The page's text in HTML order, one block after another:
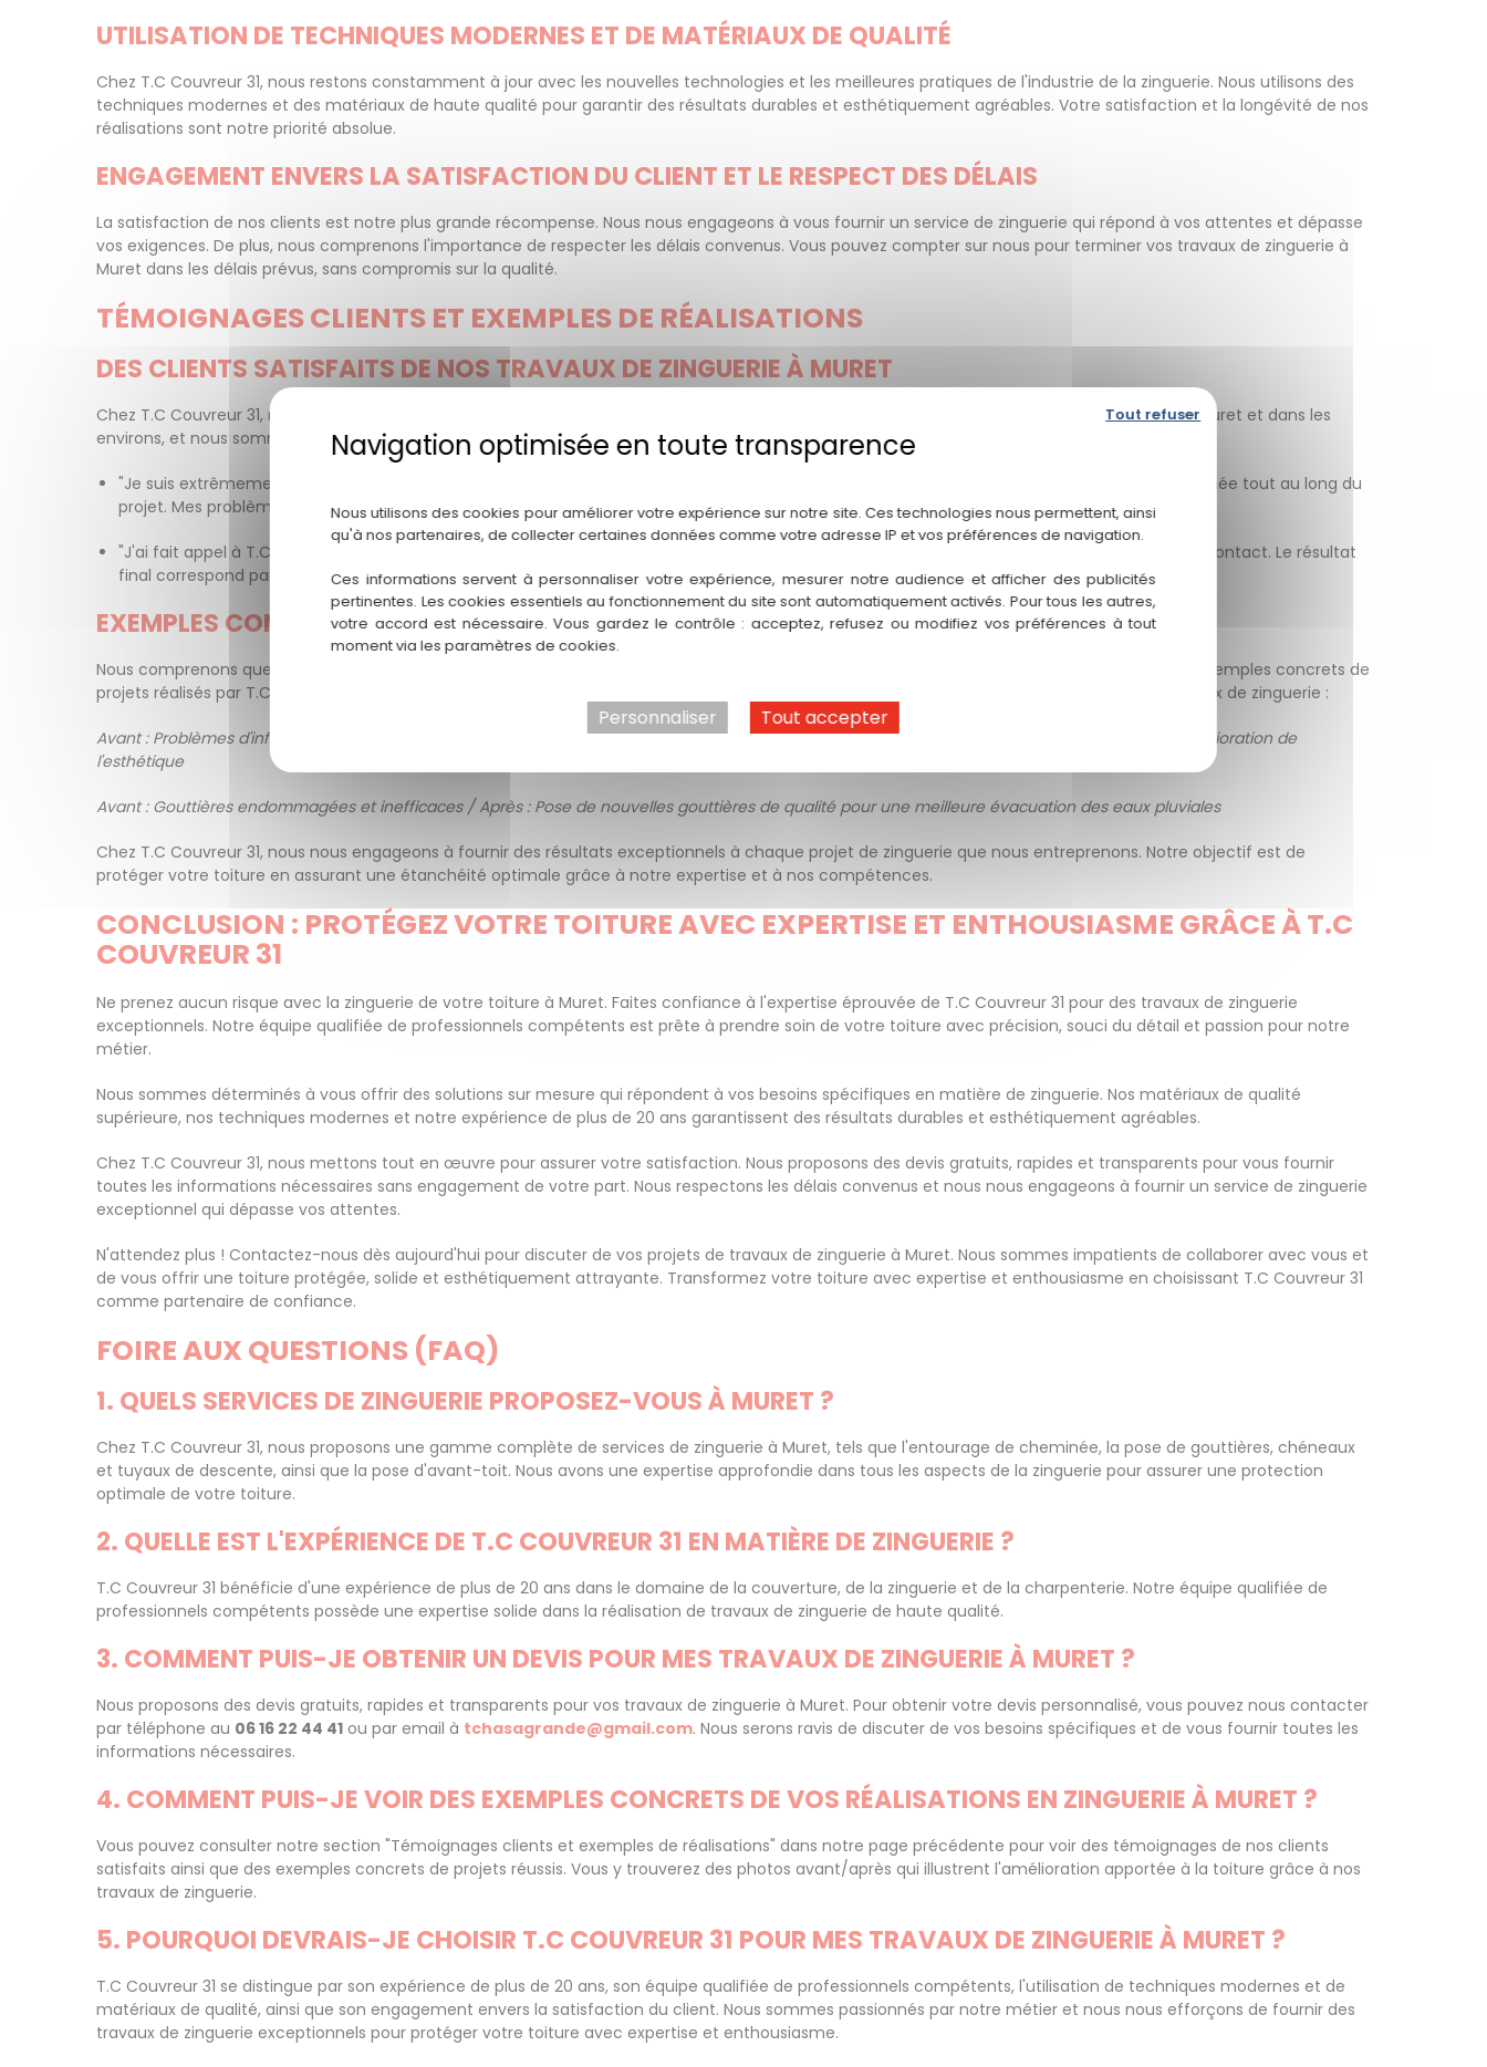
UTILISATION DE TECHNIQUES MODERNES ET DE MATÉRIAUX DE QUALITÉ
Chez T.C Couvreur 31, nous restons constamment à jour avec les nouvelles technologies et les meilleures pratiques de l'industrie de la zinguerie. Nous utilisons des
techniques modernes et des matériaux de haute qualité pour garantir des résultats durables et esthétiquement agréables. Votre satisfaction et la longévité de nos
réalisations sont notre priorité absolue.
ENGAGEMENT ENVERS LA SATISFACTION DU CLIENT ET LE RESPECT DES DÉLAIS
La satisfaction de nos clients est notre plus grande récompense. Nous nous engageons à vous fournir un service de zinguerie qui répond à vos attentes et dépasse
vos exigences. De plus, nous comprenons l'importance de respecter les délais convenus. Vous pouvez compter sur nous pour terminer vos travaux de zinguerie à
Muret dans les délais prévus, sans compromis sur la qualité.
TÉMOIGNAGES CLIENTS ET EXEMPLES DE RÉALISATIONS
DES CLIENTS SATISFAITS DE NOS TRAVAUX DE ZINGUERIE À MURET
Chez T.C Couvreur 31, notre priorité est la satisfaction de nos clients. Nous avons eu le privilège de travailler avec de nombreux propriétaires à Muret et dans les
environs, et nous sommes fiers des résultats que nous avons pu accomplir. Voici ce que certains de nos clients satisfaits ont à dire :
"Je suis extrêmement satisfait du travail de zinguerie réalisé par T.C Couvreur 31. Leur équipe a été professionnelle, compétente et attentionnée tout au long du
projet. Mes problèmes d'infiltration d'eau sont désormais un lointain souvenir !" - Jean-Pierre L.
"J'ai fait appel à T.C Couvreur 31 pour la pose de gouttières sur ma maison à Muret. Leur expertise en zinguerie était évidente dès le premier contact. Le résultat
final correspond parfaitement à mes attentes, et je recommande vivement leurs services." - Marie D.
EXEMPLES CONCRETS DE PROJETS RÉUSSIS
Nous comprenons que vous souhaitez voir des preuves tangibles de notre expertise en zinguerie. Ci-dessous, nous vous présentons quelques exemples concrets de
projets réalisés par T.C Couvreur 31 à Muret. Les photos avant/après illustrent l'amélioration significative apportée à la toiture grâce à nos travaux de zinguerie :
Avant : Problèmes d'infiltration d'eau et de dégradation de la zinguerie / Après : Rénovation complète de la zinguerie, élimination des fuites et amélioration de
l'esthétique
Avant : Gouttières endommagées et inefficaces / Après : Pose de nouvelles gouttières de qualité pour une meilleure évacuation des eaux pluviales
Chez T.C Couvreur 31, nous nous engageons à fournir des résultats exceptionnels à chaque projet de zinguerie que nous entreprenons. Notre objectif est de
protéger votre toiture en assurant une étanchéité optimale grâce à notre expertise et à nos compétences.
CONCLUSION : PROTÉGEZ VOTRE TOITURE AVEC EXPERTISE ET ENTHOUSIASME GRÂCE À T.C
COUVREUR 31
Ne prenez aucun risque avec la zinguerie de votre toiture à Muret. Faites confiance à l'expertise éprouvée de T.C Couvreur 31 pour des travaux de zinguerie
exceptionnels. Notre équipe qualifiée de professionnels compétents est prête à prendre soin de votre toiture avec précision, souci du détail et passion pour notre
métier.
Nous sommes déterminés à vous offrir des solutions sur mesure qui répondent à vos besoins spécifiques en matière de zinguerie. Nos matériaux de qualité
supérieure, nos techniques modernes et notre expérience de plus de 20 ans garantissent des résultats durables et esthétiquement agréables.
Chez T.C Couvreur 31, nous mettons tout en œuvre pour assurer votre satisfaction. Nous proposons des devis gratuits, rapides et transparents pour vous fournir
toutes les informations nécessaires sans engagement de votre part. Nous respectons les délais convenus et nous nous engageons à fournir un service de zinguerie
exceptionnel qui dépasse vos attentes.
N'attendez plus ! Contactez-nous dès aujourd'hui pour discuter de vos projets de travaux de zinguerie à Muret. Nous sommes impatients de collaborer avec vous et
de vous offrir une toiture protégée, solide et esthétiquement attrayante. Transformez votre toiture avec expertise et enthousiasme en choisissant T.C Couvreur 31
comme partenaire de confiance.
FOIRE AUX QUESTIONS (FAQ)
1. QUELS SERVICES DE ZINGUERIE PROPOSEZ-VOUS À MURET ?
Chez T.C Couvreur 31, nous proposons une gamme complète de services de zinguerie à Muret, tels que l'entourage de cheminée, la pose de gouttières, chéneaux
et tuyaux de descente, ainsi que la pose d'avant-toit. Nous avons une expertise approfondie dans tous les aspects de la zinguerie pour assurer une protection
optimale de votre toiture.
2. QUELLE EST L'EXPÉRIENCE DE T.C COUVREUR 31 EN MATIÈRE DE ZINGUERIE ?
T.C Couvreur 31 bénéficie d'une expérience de plus de 20 ans dans le domaine de la couverture, de la zinguerie et de la charpenterie. Notre équipe qualifiée de
professionnels compétents possède une expertise solide dans la réalisation de travaux de zinguerie de haute qualité.
3. COMMENT PUIS-JE OBTENIR UN DEVIS POUR MES TRAVAUX DE ZINGUERIE À MURET ?
Nous proposons des devis gratuits, rapides et transparents pour vos travaux de zinguerie à Muret. Pour obtenir votre devis personnalisé, vous pouvez nous contacter
par téléphone au 06 16 22 44 41 ou par email à tchasagrande@gmail.com. Nous serons ravis de discuter de vos besoins spécifiques et de vous fournir toutes les
informations nécessaires.
4. COMMENT PUIS-JE VOIR DES EXEMPLES CONCRETS DE VOS RÉALISATIONS EN ZINGUERIE À MURET ?
Vous pouvez consulter notre section "Témoignages clients et exemples de réalisations" dans notre page précédente pour voir des témoignages de nos clients
satisfaits ainsi que des exemples concrets de projets réussis. Vous y trouverez des photos avant/après qui illustrent l'amélioration apportée à la toiture grâce à nos
travaux de zinguerie.
5. POURQUOI DEVRAIS-JE CHOISIR T.C COUVREUR 31 POUR MES TRAVAUX DE ZINGUERIE À MURET ?
T.C Couvreur 31 se distingue par son expérience de plus de 20 ans, son équipe qualifiée de professionnels compétents, l'utilisation de techniques modernes et de
matériaux de qualité, ainsi que son engagement envers la satisfaction du client. Nous sommes passionnés par notre métier et nous nous efforçons de fournir des
travaux de zinguerie exceptionnels pour protéger votre toiture avec expertise et enthousiasme.
Nous utilisons des cookies pour améliorer votre expérience sur notre site. Ces technologies nous permettent, ainsi
qu'à nos partenaires, de collecter certaines données comme votre adresse IP et vos préférences de navigation.
Ces informations servent à personnaliser votre expérience, mesurer notre audience et afficher des publicités
pertinentes. Les cookies essentiels au fonctionnement du site sont automatiquement activés. Pour tous les autres,
votre accord est nécessaire. Vous gardez le contrôle : acceptez, refusez ou modifiez vos préférences à tout
moment via les paramètres de cookies.
Tout accepter
Tout refuser
Personnaliser